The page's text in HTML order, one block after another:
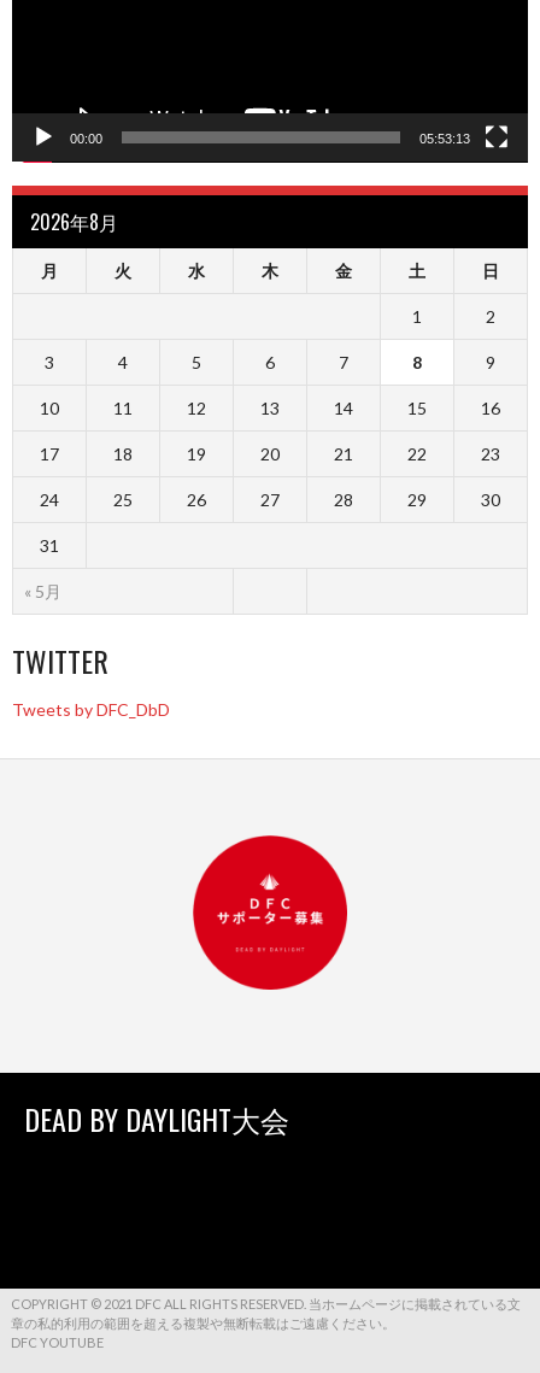
00:00 05:53:13
2026年8月
月 火 水 木 金 土 日
« 5月
1 2
3 4 5 6 7 8 9
10 11 12 13 14 15 16
17 18 19 20 21 22 23
24 25 26 27 28 29 30
31
TWITTER
Tweets by DFC_DbD
DEAD BY DAYLIGHT大会
COPYRIGHT © 2021 DFC ALL RIGHTS RESERVED. 当ホームページに掲載されている文
章の私的利用の範囲を超える複製や無断転載はご遠慮ください。
DFC YOUTUBE